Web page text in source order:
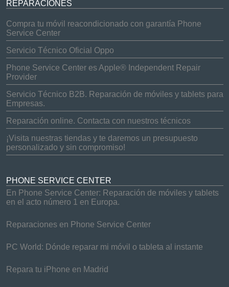
REPARACIONES
Compra tu móvil reacondicionado con garantía Phone
Service Center
Servicio Técnico Oficial Oppo
Phone Service Center es Apple® Independent Repair
Provider
Servicio Técnico B2B. Reparación de móviles y tablets para
Empresas.
Reparación online. Contacta con nuestros técnicos
¡Visita nuestras tiendas y te daremos un presupuesto
personalizado y sin compromiso!
PHONE SERVICE CENTER
En Phone Service Center: Reparación de móviles y tablets
en el acto número 1 en Europa.
Reparaciones en Phone Service Center
PC World: Dónde reparar mi móvil o tableta al instante
Repara tu iPhone en Madrid